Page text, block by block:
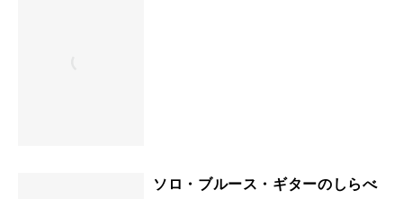
ソロ・ブルース・ギターのしらべ